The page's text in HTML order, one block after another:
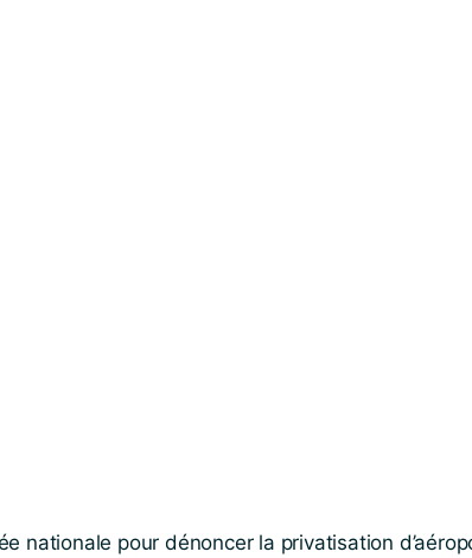
nationale pour dénoncer la privatisation